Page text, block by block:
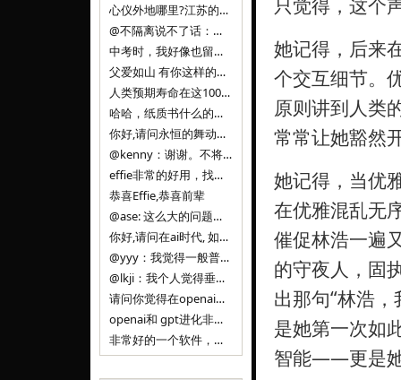
心仪外地哪里?江苏的？顺其自然，全面发展才是。
@不隔离说不了话：确实，一晃三年。
中考时，我好像也留言过的，可乐好像和我们考得差不多。 一晃三年，我们江苏24年，物化生612分，女孩。 其实高考只是长跑的
父爱如山 有你这样的父亲做后盾，可乐未来的路一定会走得踏实又精彩
人类预期寿命在这100年，每2-3年增长一岁，到你们这一代大概率能到100岁，46岁还是正当年,可能不是八九点中的太阳了，但还是1
哈哈，纸质书什么的目前没有打算和计划，微信读书我不太熟悉，研究看看。目前，我只发在自己博客和起点上。关于小说内容方面，谢谢你的建议
你好,请问永恒的舞动什么时候可以出版纸质书,或者登陆微信读书.另外小说内容能不能更大气一些,不要只是局限于与一对男女的爱情和ai安
@kenny：谢谢。不将GIF显示为动图，主要是考虑到Effie本身的“极简、无干扰”的设计哲学，动图无疑是“干扰”之一。
effie非常的好用，找了很多年，终于找到这款，已经推荐给身边不少朋友使用和付费。有个小建议，文档里面是否可以增加gif的动图显示
恭喜Effie,恭喜前辈
@ase: 这么大的问题，我觉得我并没有答案。又或者说，每个人（公司）有自己的答案。
你好,请问在ai时代, 如何做软件. 是像以前那样,先构建软件的功能界面和服务,比如Office,嘀嘀打车,airbnb那样的界面
@yyy：我觉得一般普通人（非技术类以及非AI专业领域的人）会接触到的大语言模型肯定是大厂的超级模型。开源模型以后会更多被用在垂直
@lkji：我个人觉得垂直模型会自成一条发展线路的。AI 落地实际应用，一定还是垂直领域会更多。只是，垂直领域每个领域都不大，所以
请问你觉得在openai大语言模型一日千里的情况下，人们还需要去了解学习理解使用开源模型吗，还是说只需要使用openai的大语言模
openai和 gpt进化非常快， 还有垂直模型的机会吗
非常好的一个软件，恭喜。
只觉得，这个
她记得，后来
个交互细节。
原则讲到人类
常常让她豁然
她记得，当优
在优雅混乱无
催促林浩一遍
的守夜人，固
出那句“林浩
是她第一次如
智能——更是